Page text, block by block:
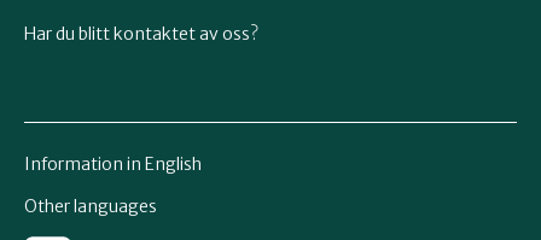
Har du blitt kontaktet av oss?
Information in English
Other languages